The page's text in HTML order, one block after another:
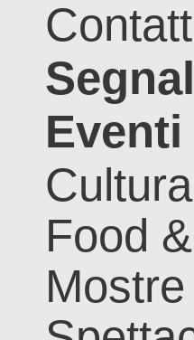
Eventi
Cultura
Food
Mostre